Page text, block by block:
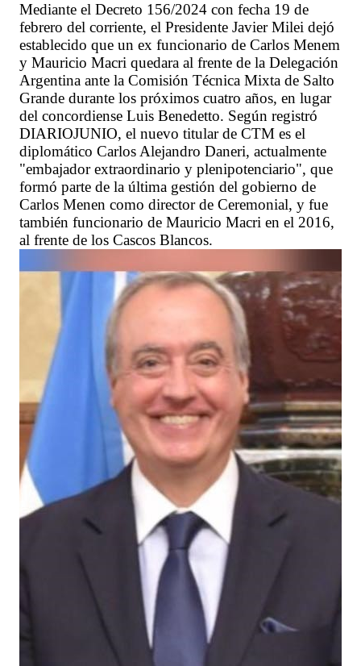
Mediante el Decreto 156/2024 con fecha 19 de
febrero del corriente, el Presidente Javier Milei dejó
establecido que un ex funcionario de Carlos Menem
y Mauricio Macri quedara al frente de la Delegación
Argentina ante la Comisión Técnica Mixta de Salto
Grande durante los próximos cuatro años, en lugar
del concordiense Luis Benedetto. Según registró
DIARIOJUNIO, el nuevo titular de CTM es el
diplomático Carlos Alejandro Daneri, actualmente
"embajador extraordinario y plenipotenciario", que
formó parte de la última gestión del gobierno de
Carlos Menen como director de Ceremonial, y fue
también funcionario de Mauricio Macri en el 2016,
al frente de los Cascos Blancos.